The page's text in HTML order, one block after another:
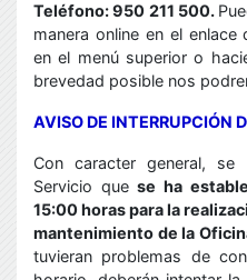
Teléfono: 950 211 500.
manera online en el
en el menú superior o
brevedad posible nos
AVISO DE INTERRUPCIÓN
Con caracter general,
Servicio quese ha
15:00 horas para la
mantenimiento de la
tuvieran problemas de